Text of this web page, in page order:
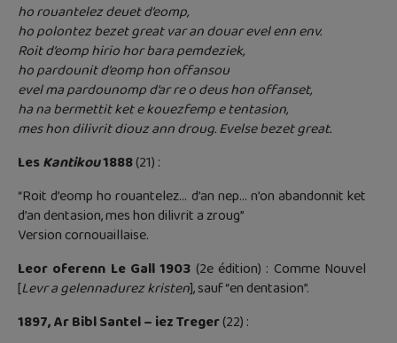
ho rouantelez deuet d’eomp,
ho polontez bezet great var an douar evel enn env.
Roit d’eomp hirio hor bara pemdeziek,
ho pardounit d’eomp hon offansou
evel ma pardounomp d’ar re o deus hon offanset,
ha na bermettit ket e kouezfemp e tentasion,
mes hon dilivrit diouz ann droug. Evelse bezet great.
LesKantikou1888(21) :
“Roit d’eomp ho rouantelez… d’an nep… n’on abandonnit ket
d’an dentasion, mes hon dilivrit a zroug”
Version cornouaillaise.
Leor oferenn Le Gall 1903 (2e édition) : Comme Nouvel
[Levr a gelennadurez kristen], sauf “en dentasion”.
1897, Ar Bibl Santel – iez Treger(22) :